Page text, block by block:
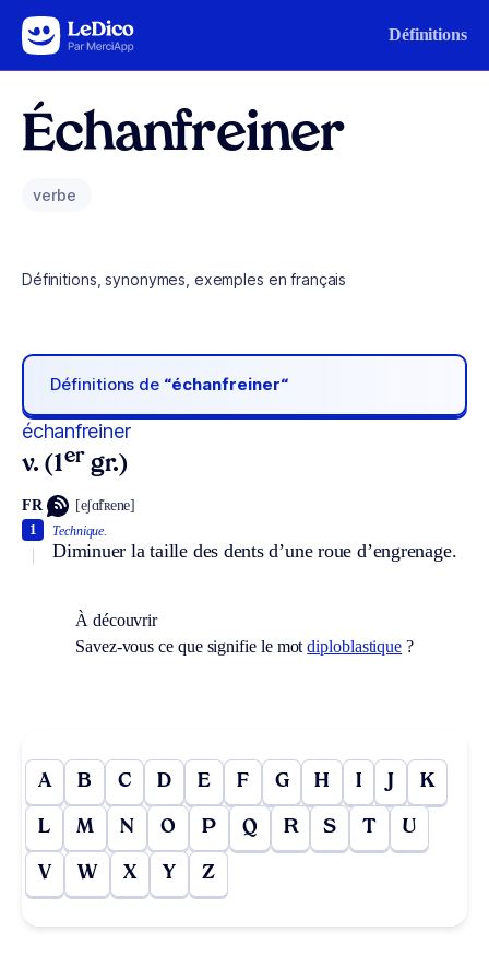
Aller au contenu Définitions
Échanfreiner
verbe
Définitions, synonymes, exemples en français
Définitions de “échanfreiner“
échanfreiner
v. (1er gr.)
FR [eʃɑ̃fʀene]
Technique.
Diminuer la taille des dents d’une roue d’engrenage.
1
À découvrir
Savez-vous ce que signifie le motdiploblastique ?
A B C D E F G H I J K
L M N O P Q R S T U
V W X Y Z